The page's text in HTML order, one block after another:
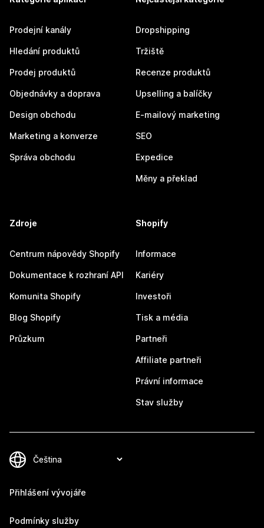
Prodejní kanály
Hledání produktů
Prodej produktů
Objednávky a doprava
Design obchodu
Marketing a konverze
Správa obchodu
Dropshipping
Tržiště
Recenze produktů
Upselling a balíčky
E-mailový marketing
SEO
Expedice
Měny a překlad
Zdroje
Centrum nápovědy Shopify
Dokumentace k rozhraní API
Komunita Shopify
Blog Shopify
Průzkum
Shopify
Informace
Kariéry
Investoři
Tisk a média
Partneři
Affiliate partneři
Právní informace
Stav služby
Přihlášení vývojáře
Podmínky služby